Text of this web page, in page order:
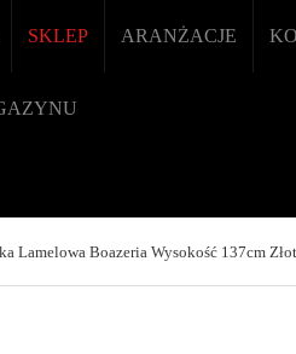
SKLEP ARANŻACJE
Lamelowa Boazeria Wysokość 137cm